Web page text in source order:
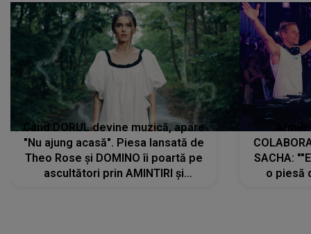
Când DORUL devine muzică, apare
"Nu ajung acasă". Piesa lansată de
Theo Rose și DOMINO îi poartă pe
ascultători prin AMINTIRI și
SACHA:
o piesă